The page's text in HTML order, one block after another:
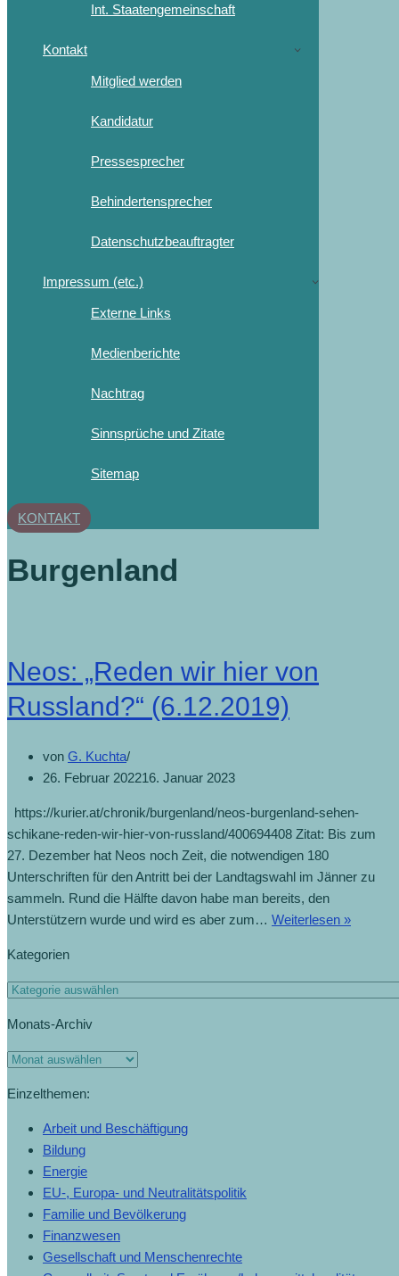
Int. Staatengemeinschaft
Kontakt
Mitglied werden
Kandidatur
Pressesprecher
Behindertensprecher
Datenschutzbeauftragter
Impressum (etc.)
Externe Links
Medienberichte
Nachtrag
Sinnsprüche und Zitate
Sitemap
KONTAKT
Burgenland
Neos: „Reden wir hier von
Russland?“ (6.12.2019)
von G. Kuchta
26. Februar 202216. Januar 2023
https://kurier.at/chronik/burgenland/neos-burgenland-sehen-
schikane-reden-wir-hier-von-russland/400694408 Zitat: Bis zum
27. Dezember hat Neos noch Zeit, die notwendigen 180
Unterschriften für den Antritt bei der Landtagswahl im Jänner zu
sammeln. Rund die Hälfte davon habe man bereits, den
Unterstützern wurde und wird es aber zum… Weiterlesen »
Kategorien
Monats-Archiv
Einzelthemen:
Arbeit und Beschäftigung
Bildung
Energie
EU-, Europa- und Neutralitätspolitik
Familie und Bevölkerung
Finanzwesen
Gesellschaft und Menschenrechte